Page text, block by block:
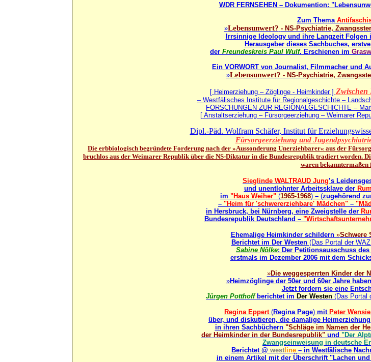
WDR FERNSEHEN – Dokumention:
Zum Thema
»Lebensunwert? - NS-Psychiatrie,
Irrsinnige Ideology und ihre Langzeit Folgen
Herausgeber dieses Sachbuches,
der Freundeskreis Paul Wulf. Erschienen im
Ein VORWORT von Journalist, Filmmacher und
»Lebensunwert? - NS-Psychiatrie,
[ Heimerziehung – Zöglinge - Heimkinder ] Zwischen
– Westfälisches Institute für Regionalgeschichte –
FORSCHUNGEN ZUR REGIONALGESCHICHTE –
[ Anstaltserziehung – Fürsorgeerziehung – Weimarer
Dipl.-Päd. Wolfram Schäfer, Institut für
Fürsorgeerziehung und
Die erbbiologisch begründete Forderung nach der »Aussonderung Unerziehbarer« aus der
bruchlos aus der Weimarer Republik über die NS-Diktatur in die Bundesrepublik tradiert worden.
waren bekanntermaßen
Sieglinde WALTRAUD Jung’s
und unentlohnter Arbeitssklave der
im "Haus Weiher" (1965-1968) – (zugehörend
– "Heim für 'schwererziehbare' Mädchen" –
in Hersbruck, bei Nürnberg, eine Zweigstelle der
Bundesrepublik Deutschland –
Ehemalige Heimkinder schildern »Schwere
Berichtet im Der Westen (Das Portal der
Sabine Nölke: Der Petitionsausschuss
erstmals im Dezember 2006 mit dem
»Die weggesperrten Kinder der
»Heimzöglinge der 50er und 60er Jahre
Jetzt fordern sie eine
Jürgen Potthoff berichtet im Der Westen (Das Portal
Regina Eppert (Regina Page)mit Peter
über, und diskutieren, die damalige
in ihren Sachbüchern "Schläge im Namen der
der Heimkinder in der Bundesrepublik"und "Der
Zwangseinweisung in deutsche
Berichtet @ westline – in Westfälische
in einem Artikel mit der Überschrift "Lachen